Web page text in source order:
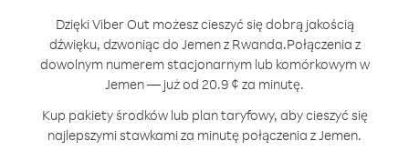
Dzięki Viber Out możesz cieszyć się dobrą jakością
dźwięku, dzwoniąc do Jemen z Rwanda.Połączenia z
dowolnym numerem stacjonarnym lub komórkowym w
Jemen — już od 20.9 ¢ za minutę.
Kup pakiety środków lub plan taryfowy, aby cieszyć się
najlepszymi stawkami za minutę połączenia z Jemen.